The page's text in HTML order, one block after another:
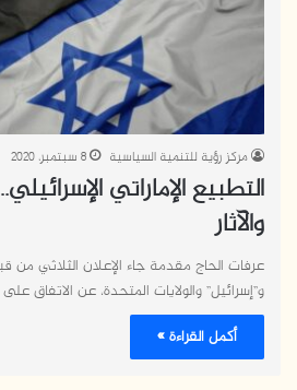
مركز رؤية للتنمية السياسية 8 سبتمبر، 2020
التطبيع الإماراتي
والآثار
عرفات الحاج مقدمة جاء الإعلان الثلاثي من
و”إسرائيل” والولايات المتحدة، عن الاتفاق
أكمل القراءة »